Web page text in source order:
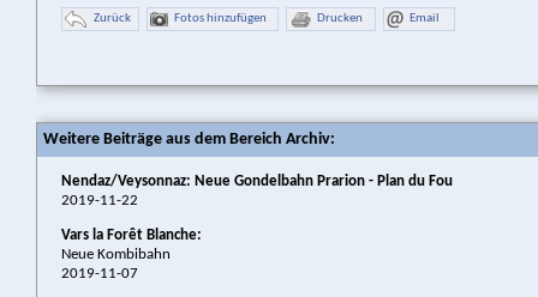
Zurück Fotos hinzufügen Drucken Email
Weitere Beiträge aus dem Bereich Archiv:
Nendaz/Veysonnaz: Neue Gondelbahn Prarion - Plan du Fou
2019-11-22
Vars la Forêt Blanche:
Neue Kombibahn
2019-11-07